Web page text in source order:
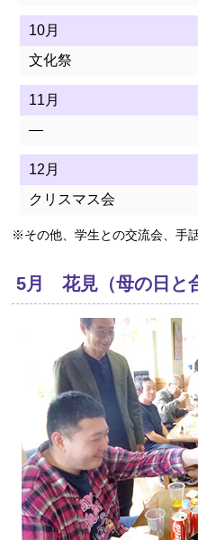
屈足わか
10月
文化祭
11月
—
12月
クリスマス会
※その他、学生との交流会、手
5月 花見（母の日と